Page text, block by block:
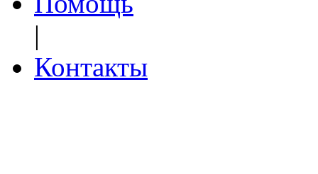
|
Контакты